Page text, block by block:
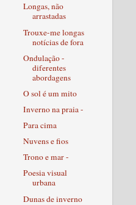
Longas, não
arrastadas
Trouxe-me longas
notícias de fora
Ondulação -
diferentes
abordagens
O sol é um mito
Inverno na praia -
Para cima
Nuvens e fios
Trono e mar -
Poesia visual
urbana
Dunas de inverno